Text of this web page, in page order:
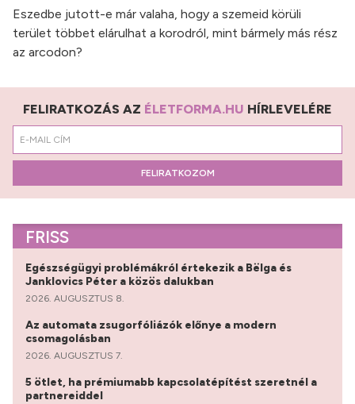
Eszedbe jutott-e már valaha, hogy a szemeid körüli
terület többet elárulhat a korodról, mint bármely más rész
az arcodon?
FELIRATKOZÁS AZ ÉLETFORMA.HU HÍRLEVELÉRE
FELIRATKOZOM
FRISS
Egészségügyi problémákról értekezik a Bëlga és
Janklovics Péter a közös dalukban
2026. AUGUSZTUS 8.
Az automata zsugorfóliázók előnye a modern
csomagolásban
2026. AUGUSZTUS 7.
5 ötlet, ha prémiumabb kapcsolatépítést szeretnél a
partnereiddel